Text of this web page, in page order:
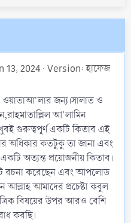
13, 2024 Version: হাফেজ
ওয়াতাআ'লার জন্য।সালাত ও
আ'লামিন
গুরুত্বপূর্ণ একটি কিতাব এই
অধিকার কতটুকু তা জানা এবং
অত্যন্ত প্রয়োজনীয় কিতাব।
রচনা করেছেন এবং আপলোড
আল্লাহ আমাদের প্রচেষ্টা কবুল
বিষয়ের উপর আরও বেশি
করছি।